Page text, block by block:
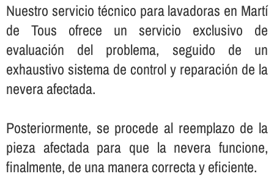
Nuestro servicio técnico para lavadoras en Martí
de Tous ofrece un servicio exclusivo de
evaluación del problema, seguido de un
exhaustivo sistema de control y reparación de la
nevera afectada.
Posteriormente, se procede al reemplazo de la
pieza afectada para que la nevera funcione,
finalmente, de una manera correcta y eficiente.